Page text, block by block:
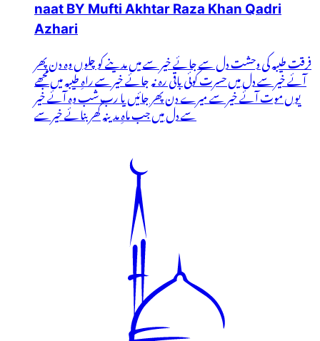
naat BY Mufti Akhtar Raza Khan Qadri
Azhari
فرقت طیبہ کی وحشت دل سے جائے خیر سے میں مدینے کو چلوں وہ دن پھر
آئے خیر سے دل میں حسرت کوئی باقی رہ نہ جائے خیر سے راہِ طیبہ میں مجھے
یوں موت آئے خیر سے میرے دن پھر جائیں یا رب شب وہ آئے خیر
سے دل میں جب ماہِ مدینہ گھر بنائے خیر سے